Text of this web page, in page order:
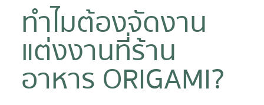
ทำไมต้องจัดงาน
แต่งงานที่ร้าน
อาหาร ORIGAMI?